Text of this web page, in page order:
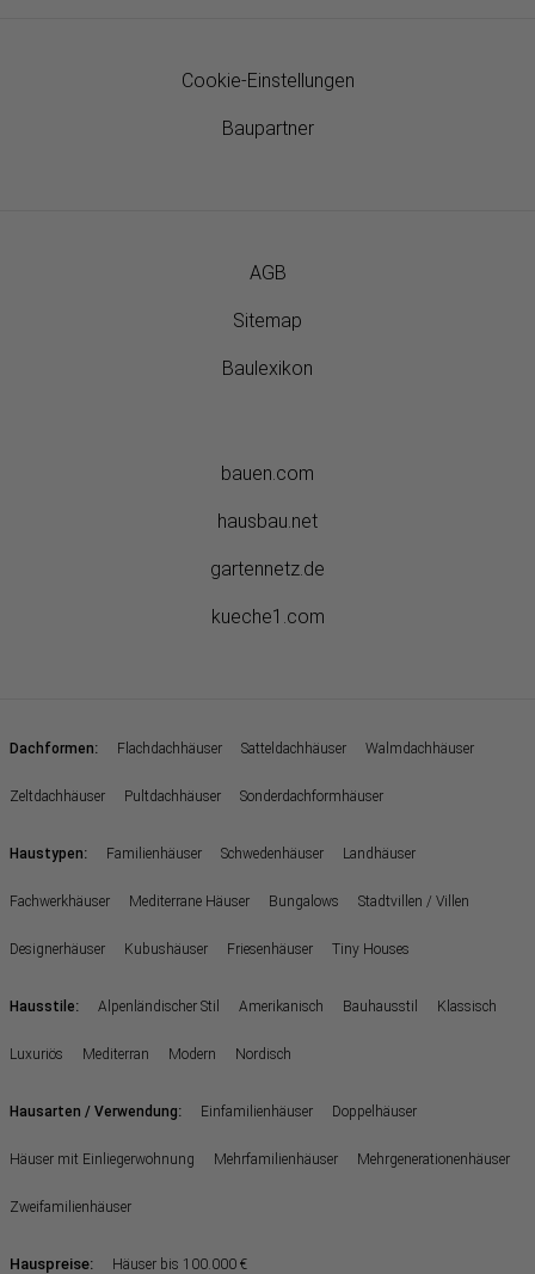
Cookie-Einstellungen
Baupartner
AGB
Sitemap
Baulexikon
bauen.com
hausbau.net
gartennetz.de
kueche1.com
Dachformen: Flachdachhäuser Satteldachhäuser Walmdachhäuser
Zeltdachhäuser Pultdachhäuser Sonderdachformhäuser
Haustypen: Familienhäuser Schwedenhäuser Landhäuser
Fachwerkhäuser Mediterrane Häuser Bungalows Stadtvillen / Villen
Designerhäuser Kubushäuser Friesenhäuser Tiny Houses
Hausstile: Alpenländischer Stil Amerikanisch Bauhausstil Klassisch
Luxuriös Mediterran Modern Nordisch
Hausarten / Verwendung: Einfamilienhäuser Doppelhäuser
Häuser mit Einliegerwohnung Mehrfamilienhäuser Mehrgenerationenhäuser
Zweifamilienhäuser
Hauspreise: Häuser bis 100.000 €